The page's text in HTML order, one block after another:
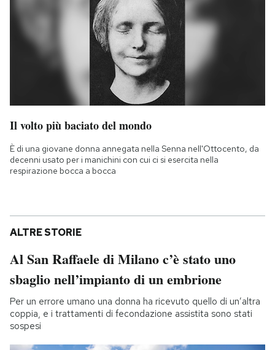
Il volto più baciato del mondo
È di una giovane donna annegata nella Senna nell'Ottocento, da
decenni usato per i manichini con cui ci si esercita nella
respirazione bocca a bocca
ALTRE STORIE
Al San Raffaele di Milano c’è stato uno
sbaglio nell’impianto di un embrione
Per un errore umano una donna ha ricevuto quello di un’altra
coppia, e i trattamenti di fecondazione assistita sono stati
sospesi